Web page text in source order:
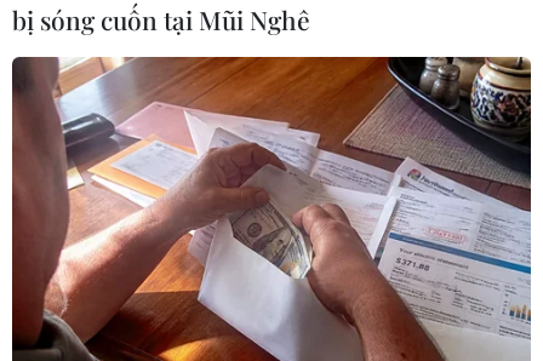
(TTXVN/Vietnam+)
bị sóng cuốn tại Mũi Nghê